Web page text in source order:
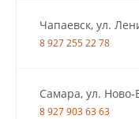
Чапаевск, ул.
8 927 255 22 78
Самара, ул. Ново-
8 927 903 63 63